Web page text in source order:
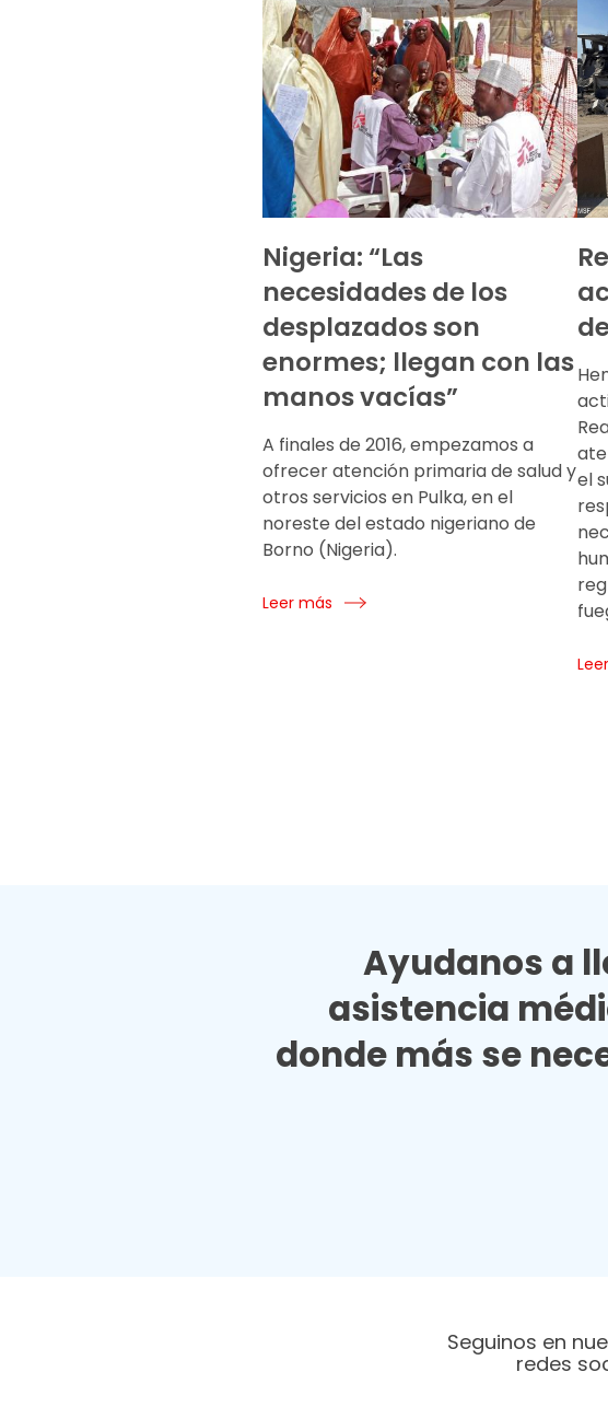
Nigeria: “Las
necesidades de los
desplazados son
enormes; llegan con las
manos vacías”
A finales de 2016, empezamos a
ofrecer atención primaria de salud y
otros servicios en Pulka, en el
noreste del estado nigeriano de
Borno (Nigeria).
Leer más
el
Ayudanos a
asistencia
donde más se
Seguinos en
redes